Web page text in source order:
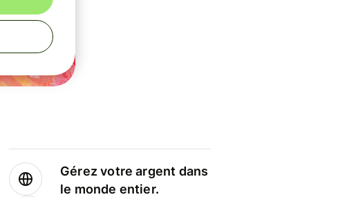
Gérez votre argent dans
le monde entier.